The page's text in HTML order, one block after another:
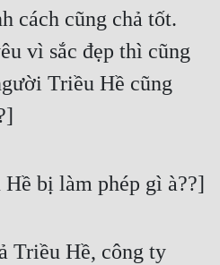
cách cũng chả tốt.
vì sắc đẹp thì cũng
Triều Hề cũng
bị làm phép gì à??]
Triều Hề, công ty